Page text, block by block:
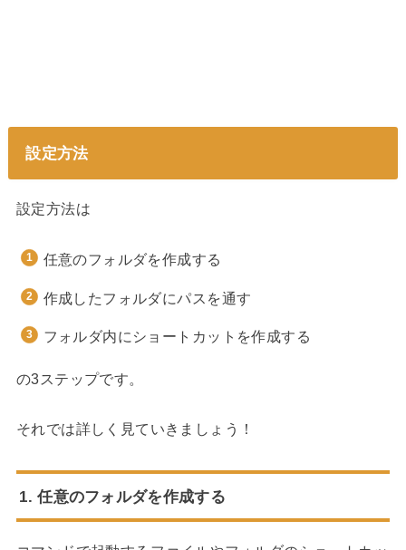
設定方法
設定方法は
任意のフォルダを作成する
作成したフォルダにパスを通す
フォルダ内にショートカットを作成する
の3ステップです。
それでは詳しく見ていきましょう！
1. 任意のフォルダを作成する